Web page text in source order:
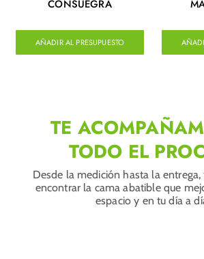
CONSUEGRA
AÑADIR AL PRESUPUESTO
TE
TODO EL
Desde la medición hasta la
encontrar la cama abatible que
espacio y en tu día a